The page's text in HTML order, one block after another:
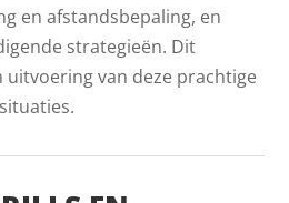
en afstandsbepaling, en
strategieën. Dit
van deze prachtige